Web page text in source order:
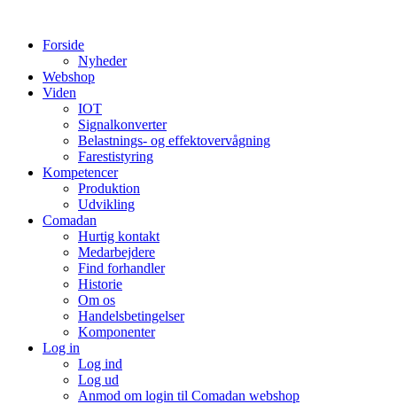
indholdForside
Nyheder
Webshop
Viden
IOT
Signalkonverter
Belastnings- og effektovervågning
Farestistyring
Kompetencer
Produktion
Udvikling
Comadan
Hurtig kontakt
Medarbejdere
Find forhandler
Historie
Om os
Handelsbetingelser
Komponenter
Log in
Log ind
Log ud
Anmod om login til Comadan webshop